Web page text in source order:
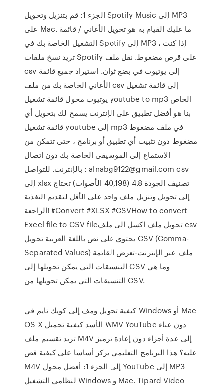
الجزء 1: قم بتنزيل وتحويل Spotify Music إلى MP3
على Mac. ما عليك القيام به هو تحويل الأغاني / قائمة
التشغيل الخاصة بك في Spotify إلى MP3 ، إذا كنت
تريد نسخ ملفات Spotify على قرص مضغوط. نقل ملف
csv إلى يوتيوب في بضع ثوان. استيراد جميع قائمة
الأغاني الخاصة بك من ملف csv إلى قائمة تشغيل
يوتيوب محول قائمة تشغيل youtube to mp3 الخاص
بنا هو أفضل تطبيق على الإنترنت يسمح لك بتحويل أي
قائمة تشغيل youtube إلى mp3 في ملف مضغوط
مضغوط دون تثبيت أي تطبيق أو برنامج ، حتى تتمكن من
الاستماع إلى الموسيقى الخاصة بك دون اتصال
بالإنترنت. للتواصل : alnabg9122@gmail.com csv
إلى xlsx تصنيف الجودة 4.8 (40,198 الأصوات) تحتاج
إلى تحويل وتنزيل ملف واحد على الأقل لتقديم التغذية
الراجعة! #Convert #XLSX #CSVHow to convert
Excel file to CSV fileتحويل ملف اكسل الى ملف csv
يحتوي على نص باللغة العربية تحويل CSV (Comma-
Separated Values) ملف عبر الإنترنت-تعرض القائمة
التنسيقات التي يمكن تحويلها إلى CSV وما هي
التنسيقات التي يمكن تحويلها من CSV.
كيفية تحويل ومف إلى كويك تايم في Windows أو Mac
OS X الأسد كيفية تحميل WMV YouTube دون عناء
تريد تقسيم ملف M4V إلى عدة أجزاء دون إعادة ترميز
عليه؟ هذا البرنامج التعليمي يركز أساسا على كيفية قص
M4V إلى الجزء 1: أفضل محول YouTube إلى MP3
لنظامي التشغيل Windows و Mac. Tipard Video